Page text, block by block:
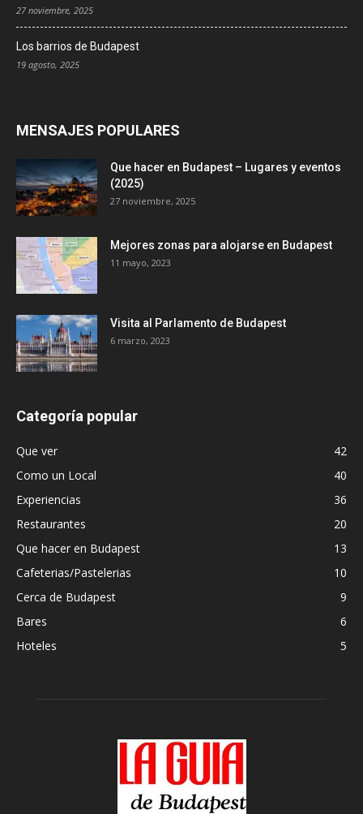
27 noviembre, 2025
Los barrios de Budapest
19 agosto, 2025
MENSAJES POPULARES
Que hacer en Budapest – Lugares y eventos
(2025)
27 noviembre, 2025
Mejores zonas para alojarse en Budapest
11 mayo, 2023
Visita al Parlamento de Budapest
6 marzo, 2023
Categoría popular
Que ver
42
Como un Local
40
Experiencias
36
Restaurantes
20
Que hacer en Budapest
13
Cafeterias/Pastelerias
10
Cerca de Budapest
9
Bares
6
Hoteles
5